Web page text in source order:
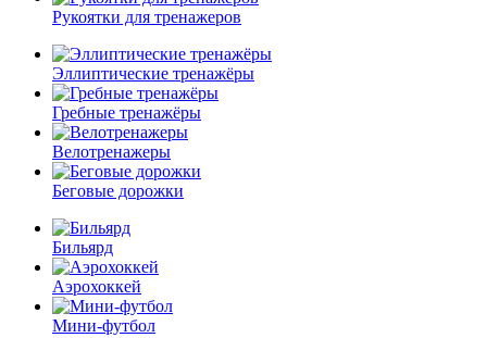
Рукоятки для тренажеров
Эллиптические тренажёры
Гребные тренажёры
Велотренажеры
Беговые дорожки
Бильярд
Аэрохоккей
Мини-футбол